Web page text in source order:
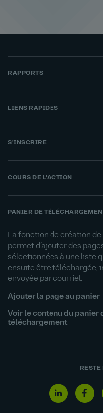
RAPPORTS
LIENS RAPIDES
S'INSCRIRE
COURS DE L'ACTION
PANIER DE
La fonction de création de
permet d’ajouter des
sélectionnées à une liste
ensuite être téléchargée,
envoyée par courriel.
Ajouter la page au panier
Voir le contenu du panier
téléchargement
RESTE